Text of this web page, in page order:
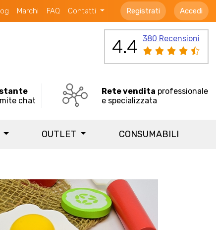
Marchi FAQ Contatti Registrati Accedi
4.4 380 Recensioni
chat
Rete vendita professionale
e specializzata
OUTLET CONSUMABILI